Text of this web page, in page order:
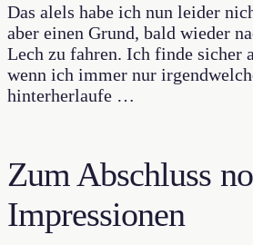
Das alels habe ich nun leider
aber einen Grund, bald wieder
Lech zu fahren. Ich finde sicher
wenn ich immer nur
hinterherlaufe …
Zum Abschluss
Impressionen